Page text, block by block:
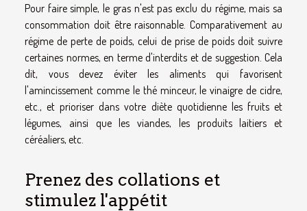
Pour faire simple, le gras n'est pas exclu du régime, mais sa
consommation doit être raisonnable. Comparativement au
régime de perte de poids, celui de prise de poids doit suivre
certaines normes, en terme d'interdits et de suggestion. Cela
dit, vous devez éviter les aliments qui favorisent
l'amincissement comme le thé minceur, le vinaigre de cidre,
etc., et prioriser dans votre diète quotidienne les fruits et
légumes, ainsi que les viandes, les produits laitiers et
céréaliers, etc.
Prenez des collations et
stimulez l'appétit